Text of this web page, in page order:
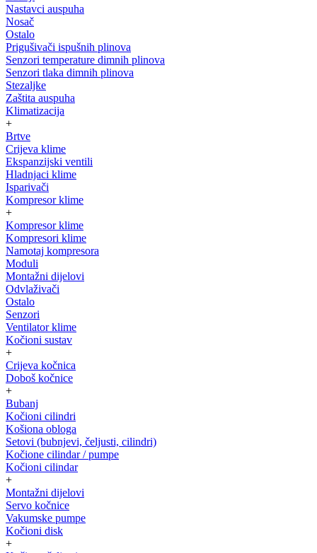
Nastavci auspuha
Nosač
Ostalo
Prigušivači ispušnih plinova
Senzori temperature dimnih plinova
Senzori tlaka dimnih plinova
Stezaljke
Zaštita auspuha
Klimatizacija
+
Brtve
Crijeva klime
Ekspanzijski ventili
Hladnjaci klime
Isparivači
Kompresor klime
+
Kompresor klime
Kompresori klime
Namotaj kompresora
Moduli
Montažni dijelovi
Odvlaživači
Ostalo
Senzori
Ventilator klime
Kočioni sustav
+
Crijeva kočnica
Doboš kočnice
+
Bubanj
Kočioni cilindri
Košiona obloga
Setovi (bubnjevi, čeljusti, cilindri)
Kočione cilindar / pumpe
Kočioni cilindar
+
Montažni dijelovi
Servo kočnice
Vakumske pumpe
Kočioni disk
+